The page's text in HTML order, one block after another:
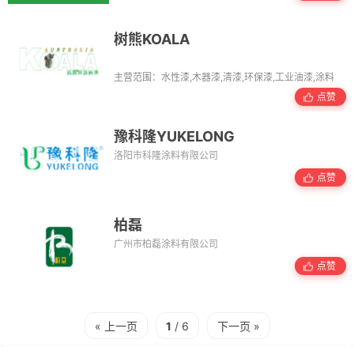
树熊KOALA
主营范围：水性漆,木器漆,清漆,环保漆,工业油漆,涂料
点赞
豫科隆YUKELONG
洛阳市科隆涂料有限公司
点赞
柏磊
广州市柏磊涂料有限公司
点赞
« 上一页 1 / 6 下一页 »